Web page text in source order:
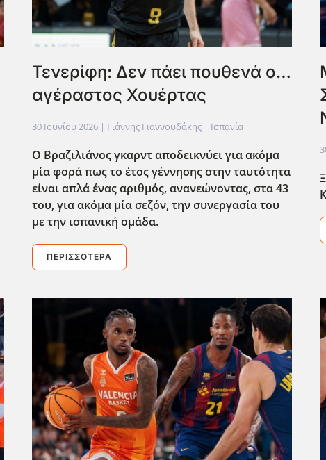
Τενερίφη: Δεν πάει πουθενά ο…
αγέραστος Χουέρτας
30 Ιουνίου 2026 | Γιάννης Γιαννουδάκης | Ισπανία
Ο Βραζιλιάνος γκαρντ αποδεικνύει για ακόμα
μία φορά πως το έτος γέννησης στην ταυτότητα
είναι απλά ένας αριθμός, ανανεώνοντας, στα 43
του, για ακόμα μία σεζόν, την συνεργασία του
με την ισπανική ομάδα.
ΠΕΡΙΣΣΌΤΕΡΑ